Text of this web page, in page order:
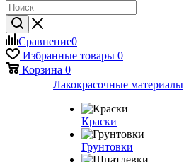
Сравнение0
Избранные товары 0
Корзина 0
Лакокрасочные материалы
Краски
Грунтовки